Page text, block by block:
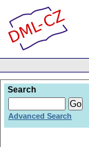
Search
Advanced Search